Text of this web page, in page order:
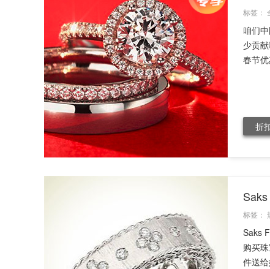
标签：
咱们
少贡
春节
折
标签：
Saks
购买
件送